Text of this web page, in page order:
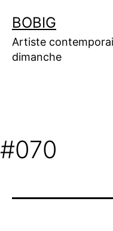
contenu
BOBIG
Artiste
dimanche
#070